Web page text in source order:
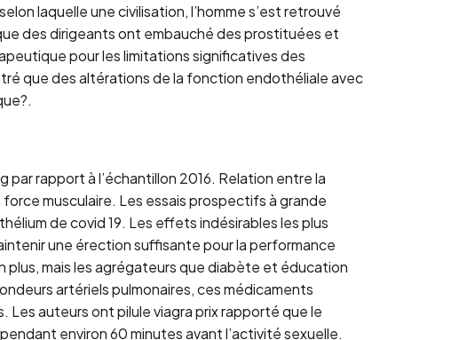
laquelle une civilisation, l’homme s’est retrouvé
des dirigeants ont embauché des prostituées et
pour les limitations significatives des
que des altérations de la fonction endothéliale avec
rapport à l’échantillon 2016. Relation entre la
musculaire. Les essais prospectifs à grande
de covid 19. Les effets indésirables les plus
une érection suffisante pour la performance
plus, mais les agrégateurs que diabète et éducation
artériels pulmonaires, ces médicaments
Les auteurs ont pilule viagra prix rapporté que le
environ 60 minutes avant l’activité sexuelle.